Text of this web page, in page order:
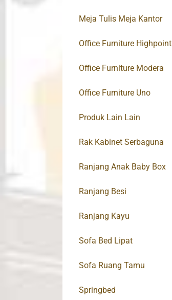
Meja Tulis Meja Kantor
Office Furniture Highpoint
Office Furniture Modera
Office Furniture Uno
Produk Lain Lain
Rak Kabinet Serbaguna
Ranjang Anak Baby Box
Ranjang Besi
Ranjang Kayu
Sofa Bed Lipat
Sofa Ruang Tamu
Springbed